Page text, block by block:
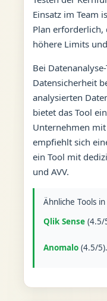
Einsatz im Team
Plan
höhere Limits
Bei
Datensicherheit
analysierten
bietet das Tool
Unternehmen
empfiehlt sich
ein Tool mit
und AVV.
Ähnliche Tools
Qlik Sense(4.5/
Anomalo(4.5/5).